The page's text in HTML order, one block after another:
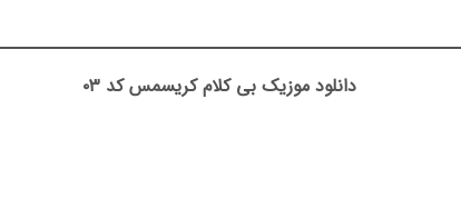
دانلود موزیک بی کلام کریسمس کد ۰۳